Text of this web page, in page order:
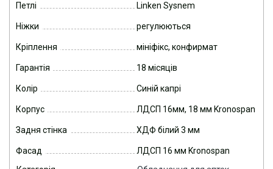
Петлі Linken Sysnem
Ніжки регулюються
Кріплення мініфікс, конфирмат
Гарантія 18 місяців
Колір Синій капрі
Корпус ЛДСП 16мм, 18 мм Kronospan
Задня стінка ХДФ білий 3 мм
Фасад
ЛДСП 16 мм Kronospan